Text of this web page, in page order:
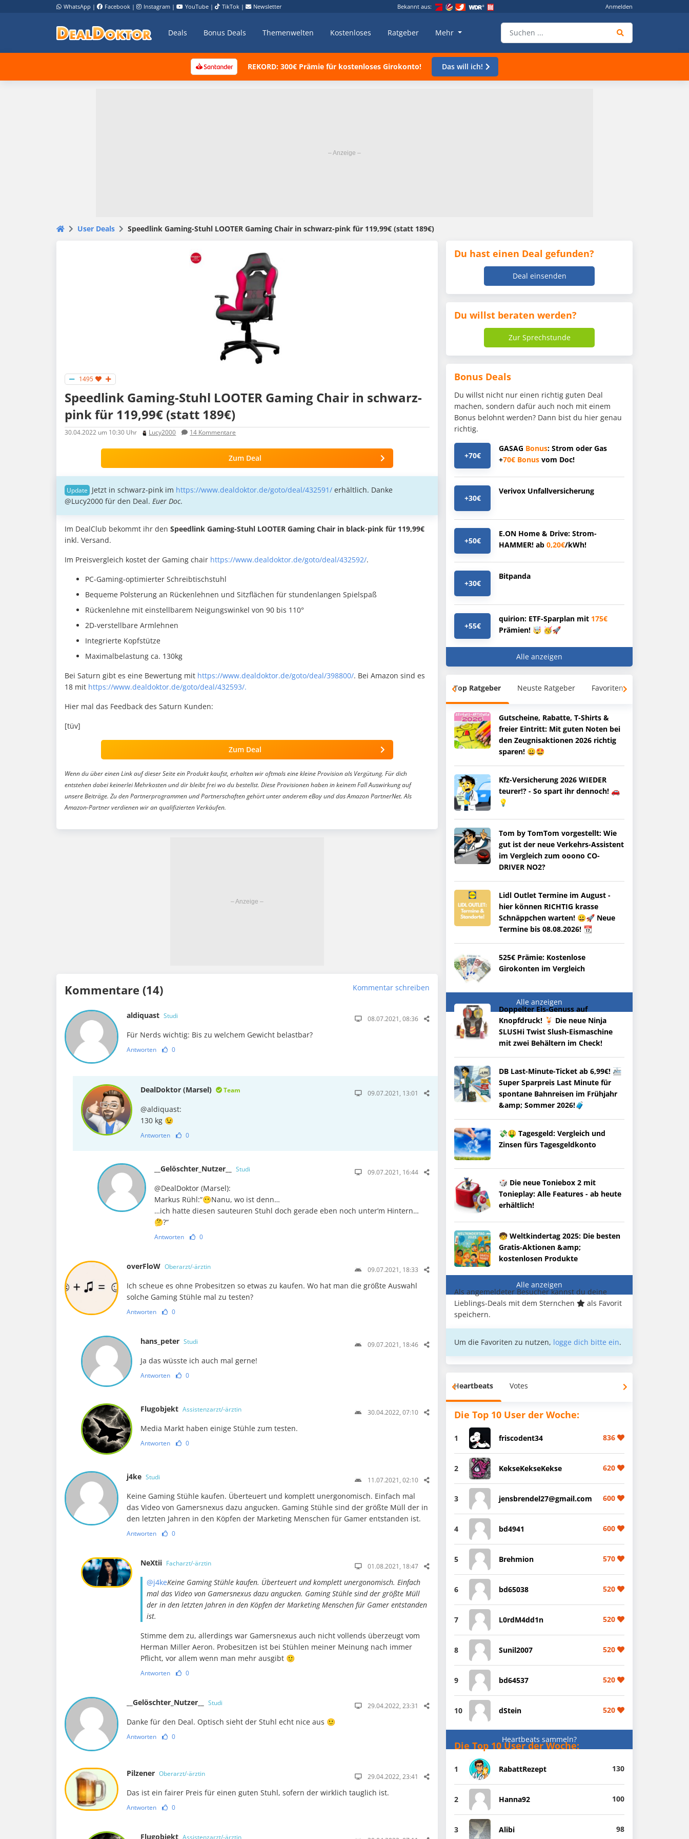
WhatsApp | Facebook | Instagram | YouTube | TikTok | Newsletter Bekannt aus: Anmelden
Deals Bonus Deals Themenwelten Kostenloses Ratgeber Mehr
REKORD: 300€ Prämie für kostenloses Girokonto! Das will ich!
User Deals Speedlink Gaming-Stuhl LOOTER Gaming Chair in schwarz-pink für 119,99€ (statt 189€)
1495
Speedlink Gaming-Stuhl LOOTER Gaming Chair in schwarz-
pink für 119,99€ (statt 189€)
30.04.2022 um 10:30 Uhr Lucy2000 14 Kommentare
Zum Deal
Jetzt in schwarz-pink im https://www.dealdoktor.de/goto/deal/432591/ erhältlich. Danke
@Lucy2000 für den Deal. Euer Doc.
Im DealClub bekommt ihr den Speedlink Gaming-Stuhl LOOTER Gaming Chair in black-pink für 119,99€
inkl. Versand.
Im Preisvergleich kostet der Gaming chair https://www.dealdoktor.de/goto/deal/432592/.
PC-Gaming-optimierter Schreibtischstuhl
Bequeme Polsterung an Rückenlehnen und Sitzflächen für stundenlangen Spielspaß
Rückenlehne mit einstellbarem Neigungswinkel von 90 bis 110°
2D-verstellbare Armlehnen
Integrierte Kopfstütze
Maximalbelastung ca. 130kg
Bei Saturn gibt es eine Bewertung mit https://www.dealdoktor.de/goto/deal/398800/. Bei Amazon sind es
18 mit https://www.dealdoktor.de/goto/deal/432593/.
Hier mal das Feedback des Saturn Kunden:
[tüv]
Zum Deal
Wenn du über einen Link auf dieser Seite ein Produkt kaufst, erhalten wir oftmals eine kleine Provision als Vergütung. Für dich
entstehen dabei keinerlei Mehrkosten und dir bleibt frei wo du bestellst. Diese Provisionen haben in keinem Fall Auswirkung auf
unsere Beiträge. Zu den Partnerprogrammen und Partnerschaften gehört unter anderem eBay und das Amazon PartnerNet. Als
Amazon-Partner verdienen wir an qualifizierten Verkäufen.
Kommentare (14) Kommentar schreiben
aldiquast Studi 08.07.2021, 08:36
Für Nerds wichtig: Bis zu welchem Gewicht belastbar?
Antworten 0
DealDoktor (Marsel) Team 09.07.2021, 13:01
@aldiquast:
130 kg 😉
Antworten 0
__Gelöschter_Nutzer__ Studi 09.07.2021, 16:44
@DealDoktor (Marsel):
Markus Rühl:“😶Nanu, wo ist denn…
…ich hatte diesen sauteuren Stuhl doch gerade eben noch unter’m Hintern…
🤔?“
Antworten 0
overFloW Oberarzt/-ärztin 09.07.2021, 18:33
Ich scheue es ohne Probesitzen so etwas zu kaufen. Wo hat man die größte Auswahl
solche Gaming Stühle mal zu testen?
Antworten 0
hans_peter Studi 09.07.2021, 18:46
Ja das wüsste ich auch mal gerne!
Antworten 0
Flugobjekt Assistenzarzt/-ärztin 30.04.2022, 07:10
Media Markt haben einige Stühle zum testen.
Antworten 0
j4ke Studi 11.07.2021, 02:10
Keine Gaming Stühle kaufen. Überteuert und komplett unergonomisch. Einfach mal
das Video von Gamersnexus dazu angucken. Gaming Stühle sind der größte Müll der in
den letzten Jahren in den Köpfen der Marketing Menschen für Gamer entstanden ist.
Antworten 0
NeXtii Facharzt/-ärztin 01.08.2021, 18:47
@j4keKeine Gaming Stühle kaufen. Überteuert und komplett unergonomisch. Einfach
mal das Video von Gamersnexus dazu angucken. Gaming Stühle sind der größte Müll
der in den letzten Jahren in den Köpfen der Marketing Menschen für Gamer entstanden
ist.
Stimme dem zu, allerdings war Gamersnexus auch nicht vollends überzeugt vom
Herman Miller Aeron. Probesitzen ist bei Stühlen meiner Meinung nach immer
Pflicht, vor allem wenn man mehr ausgibt 🙂
Antworten 0
__Gelöschter_Nutzer__ Studi 29.04.2022, 23:31
Danke für den Deal. Optisch sieht der Stuhl echt nice aus 🙂
Antworten 0
Pilzener Oberarzt/-ärztin 29.04.2022, 23:41
Das ist ein fairer Preis für einen guten Stuhl, sofern der wirklich tauglich ist.
Antworten 0
Flugobjekt Assistenzarzt/-ärztin
Du hast einen Deal gefunden?
Deal einsenden
Du willst beraten werden?
Zur Sprechstunde
Bonus Deals
Du willst nicht nur einen richtig guten Deal
machen, sondern dafür auch noch mit einem
Bonus belohnt werden? Dann bist du hier genau
richtig.
+70€
GASAG Bonus: Strom oder Gas
+70€ Bonus vom Doc!
+30€
Verivox Unfallversicherung
+50€
E.ON Home & Drive: Strom-
HAMMER! ab 0,20€/kWh!
+30€
Bitpanda
+55€
quirion: ETF-Sparplan mit 175€
Prämien! 🤯 🥳🚀
Alle anzeigen
Top Ratgeber Neuste Ratgeber Favoriten
Gutscheine, Rabatte, T-Shirts &
freier Eintritt: Mit guten Noten bei
den Zeugnisaktionen 2026 richtig
sparen! 😀🤩
Kfz-Versicherung 2026 WIEDER
teurer!? - So spart ihr dennoch! 🚗
💡
Tom by TomTom vorgestellt: Wie
gut ist der neue Verkehrs-Assistent
im Vergleich zum ooono CO-
DRIVER NO2?
Lidl Outlet Termine im August -
hier können RICHTIG krasse
Schnäppchen warten! 😀🚀 Neue
Termine bis 08.08.2026! 📆
525€ Prämie: Kostenlose
Girokonten im Vergleich
Alle anzeigen
Doppelter Eis-Genuss auf
Knopfdruck! 🍹 Die neue Ninja
SLUSHi Twist Slush-Eismaschine
mit zwei Behältern im Check!
DB Last-Minute-Ticket ab 6,99€! 🚈
Super Sparpreis Last Minute für
spontane Bahnreisen im Frühjahr
&amp; Sommer 2026!🧳
💸🤑 Tagesgeld: Vergleich und
Zinsen fürs Tagesgeldkonto
🎲 Die neue Toniebox 2 mit
Tonieplay: Alle Features - ab heute
erhältlich!
🧒 Weltkindertag 2025: Die besten
Gratis-Aktionen &amp;
kostenlosen Produkte
Alle anzeigen
Als angemeldeter Besucher kannst du deine
Lieblings-Deals mit dem Sternchen
als Favorit
speichern.
Um die Favoriten zu nutzen, logge dich bitte ein.
Heartbeats Votes
Die Top 10 User der Woche:
1 friscodent34 836
2 KekseKekseKekse 620
3 jensbrendel27@gmail.com 600
4 bd4941 600
5 Brehmion 570
6 bd65038 520
7 L0rdM4dd1n 520
8 Sunil2007 520
9 bd64537 520
10 dStein 520
Heartbeats sammeln?
Die Top 10 User der Woche:
1 RabattRezept 130
2 Hanna92 100
3 Alibi 98